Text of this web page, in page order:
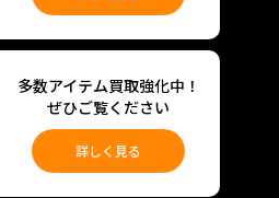
多数アイテム買取強化中！
ぜひご覧ください
詳しく見る